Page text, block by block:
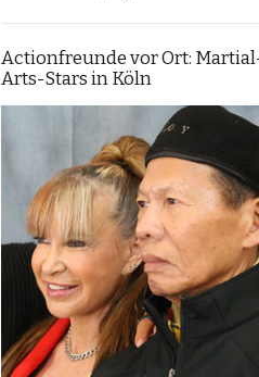
Actionfreunde vor Ort:
Arts-Stars in Köln